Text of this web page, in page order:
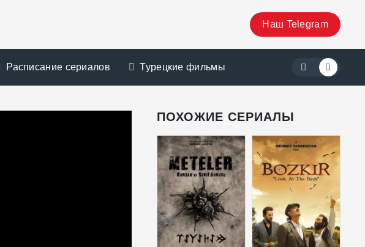
Наш Telegram
Расписание сериалов Турецкие фильмы
ПОХОЖИЕ СЕРИАЛЫ